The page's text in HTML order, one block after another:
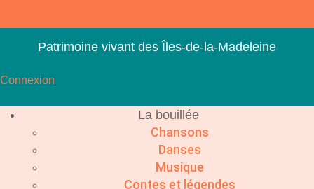
contenu
Patrimoine vivant des Îles-de-la-Madeleine
Connexion
La bouillée
Chansons
Danses
Musique
Contes et légendes